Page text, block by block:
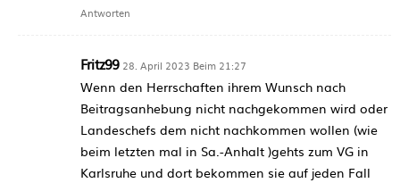
Antworten
Fritz99 28. April 2023 Beim 21:27
Wenn den Herrschaften ihrem Wunsch nach
Beitragsanhebung nicht nachgekommen wird oder
Landeschefs dem nicht nachkommen wollen (wie
beim letzten mal in Sa.-Anhalt )gehts zum VG in
Karlsruhe und dort bekommen sie auf jeden Fall